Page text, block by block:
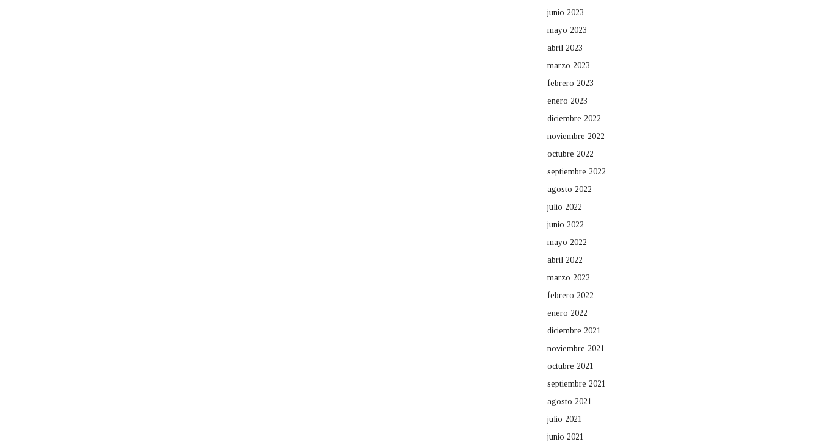
junio 2023
mayo 2023
abril 2023
marzo 2023
febrero 2023
enero 2023
diciembre 2022
noviembre 2022
octubre 2022
septiembre 2022
agosto 2022
julio 2022
junio 2022
mayo 2022
abril 2022
marzo 2022
febrero 2022
enero 2022
diciembre 2021
noviembre 2021
octubre 2021
septiembre 2021
agosto 2021
julio 2021
junio 2021